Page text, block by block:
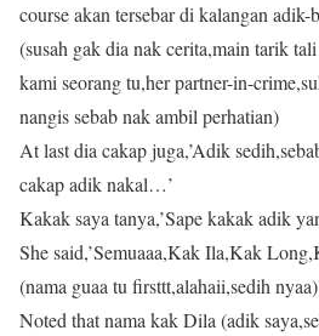
course akan tersebar di kalangan
(susah gak dia nak cerita,main tarik
kami seorang tu,her partner-in-
nangis sebab nak ambil perhatian)
At last dia cakap juga,’Adik
cakap adik nakal…’
Kakak saya tanya,’Sape kakak adik
She said,’Semuaaa,Kak Ila,Kak
(nama guaa tu firsttt,alahaii,sedih nyaa)
Noted that nama kak Dila (adik